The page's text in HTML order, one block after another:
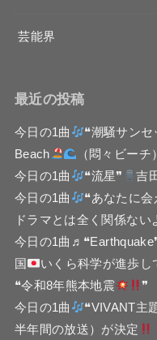
芸能界
最近の投稿
今日の1曲 ❝潮騒サン
Beach
（悶々ビー
今日の1曲
❝流星❞
吉
今日の1曲
❝あなたに会
ドラマとは全く関係ない
今日の1曲
国
いくら科学が進歩し
❝令和8年熊本地震
❞
今日の1曲
❝VIVANT主
半年間の放送）が決定